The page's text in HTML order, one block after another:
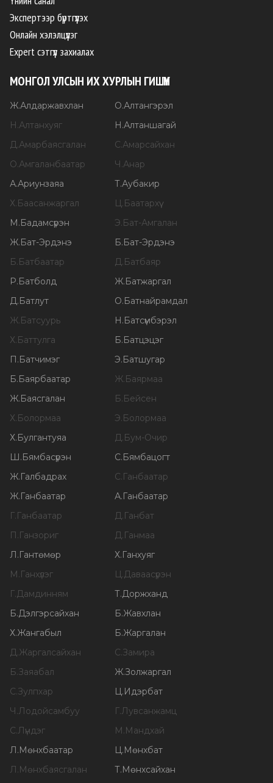
Экспертээр бүртгүүлэх
Онлайн хэлэлцүүлэг
Expert сэтгүүл захиалах
МОНГОЛ УЛСЫН ИХ ХУРЛЫН ГИШҮҮН
Ж.Алдаржавхлан О.Алтангэрэл
Н.Алтанхуяг Н.Алтаншагай
Д.Амарбаясгалан С.Амарсайхан
О.Амгаланбаатар Ч.Анар
А.Ариунзаяа Т.Аубакир
Х.Баасанжаргал Ц.Баатархүү
М.Бадамсүрэн Э.Бат-Амгалан
Ж.Бат-Эрдэнэ Б.Бат-Эрдэнэ
Б.Батбаатар Д.Батбаяр
Р.Батболд Ж.Батжаргал
Д.Батлут О.Батнайрамдал
Ж.Батсуурь Н.Батсүмбэрэл
Х.Баттулга Б.Батцэцэг
П.Батчимэг Э.Батшугар
Б.Баярбаатар Ж.Баярмаа
Ж.Баясгалан Б.Бейсен
Х.Болормаа Э.Болормаа
Х.Булгантуяа Д.Бум-Очир
Ш.Бямбасүрэн С.Бямбацогт
Ж.Галбадрах С.Ганбаатар
Ж.Ганбаатар А.Ганбаатар
Г.Ганбаатар Д.Ганбат
П.Ганзориг Д.Ганмаа
Л.Гантөмөр Х.Ганхуяг
М.Ганхүлэг Ц.Даваасүрэн
Г.Дамдинням Т.Доржханд
Б.Дэлгэрсайхан Б.Жавхлан
Х.Жангабыл Б.Жаргалан
Д.Жаргалсайхан С.Замира
Б.Заяабал Ж.Золжаргал
С.Зулпхар Ц.Идэрбат
Ч.Лодойсамбуу Г.Лувсанжамц
С.Лүндэг М.Мандхай
Л.Мөнхбаатар Ц.Мөнхбат
Л.Мөнхбаясгалан Т.Мөнхсайхан